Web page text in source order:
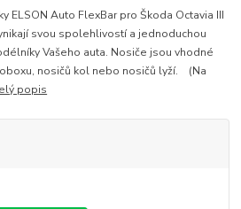
ELSON Auto FlexBar pro Škoda Octavia III
svou spolehlivostí a jednoduchou
Vašeho auta. Nosiče jsou vhodné
nosičů kol nebo nosičů lyží. (Na
popis